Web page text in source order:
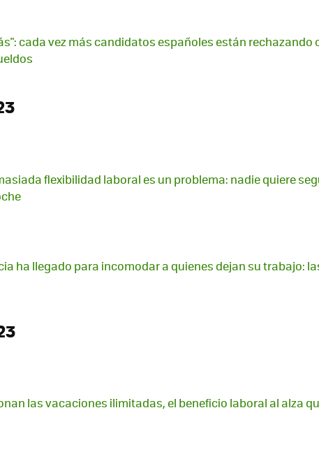
cada vez más candidatos españoles están rechazando
flexibilidad laboral es un problema: nadie quiere
ha llegado para incomodar a quienes dejan su trabajo:
las vacaciones ilimitadas, el beneficio laboral al alza